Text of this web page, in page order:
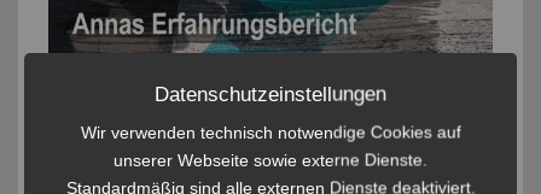
Datenschutzeinstellungen
Wir verwenden technisch notwendige Cookies auf
unserer Webseite sowie externe Dienste.
Standardmäßig sind alle externen Dienste deaktiviert.